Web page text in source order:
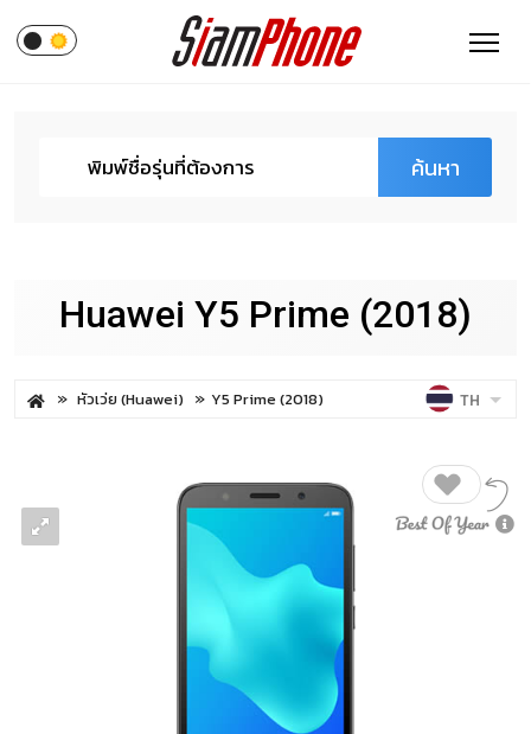
ค้นหา
Huawei Y5 Prime (2018)
หัวเว่ย (Huawei) Y5 Prime (2018) TH